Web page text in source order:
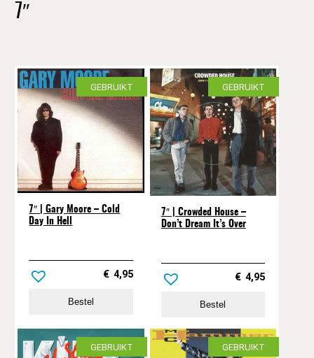
7″
GEBRUIKT
7″ | Gary Moore – Cold
Day In Hell
€ 4,95
Bestel
GEBRUIKT
7″ | Crowded House –
Don’t Dream It’s Over
€ 4,95
Bestel
GEBRUIKT GEBRUIKT